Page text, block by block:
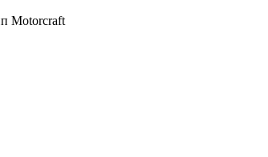
Motorcraft